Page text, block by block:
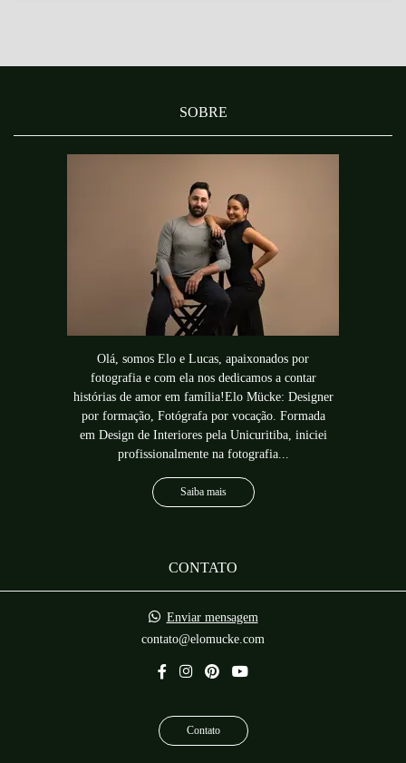
SOBRE
Olá, somos Elo e Lucas, apaixonados por
fotografia e com ela nos dedicamos a contar
histórias de amor em família!Elo Mücke: Designer
por formação, Fotógrafa por vocação. Formada
em Design de Interiores pela Unicuritiba, iniciei
profissionalmente na fotografia...
Saiba mais
CONTATO
Enviar mensagem
contato@elomucke.com
Contato